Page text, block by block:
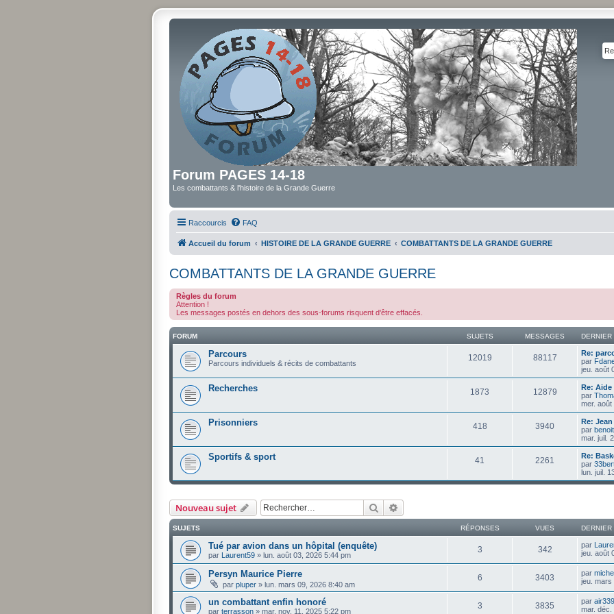
Forum PAGES 14-18
Les combattants & l'histoire de la Grande Guerre
Raccourcis FAQ
Accueil du forum HISTOIRE DE LA GRANDE GUERRE COMBATTANTS DE LA GRANDE GUERRE
COMBATTANTS DE LA GRANDE GUERRE
Règles du forum
Attention !
Les messages postés en dehors des sous-forums risquent d'être effacés.
FORUM SUJETS MESSAGES
Parcours
Parcours individuels & récits de combattants
12019 88117
Re:
par
jeu. août
Recherches 1873 12879
Re:
par
mer. août
Prisonniers 418 3940
Re:
par
mar. juil.
Sportifs & sport 41 2261
Re:
par
lun. juil.
Nouveau sujet Rechercher
SUJETS RÉPONSES VUES
Tué par avion dans un hôpital (enquête)
par Laurent59 » lun. août 03, 2026 5:44 pm
3 342 par
jeu. août
Persyn Maurice Pierre
par pluper » lun. mars 09, 2026 8:40 am
6 3403 par
jeu. mars
un combattant enfin honoré
par terrasson » mar. nov. 11, 2025 5:22 pm
3 3835 par air339
mar. déc.